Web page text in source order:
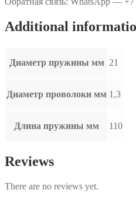
Additional
Диаметр пружины мм 21
Диаметр проволоки мм 1,3
Длина пружины мм 110
Reviews
There are no reviews yet.